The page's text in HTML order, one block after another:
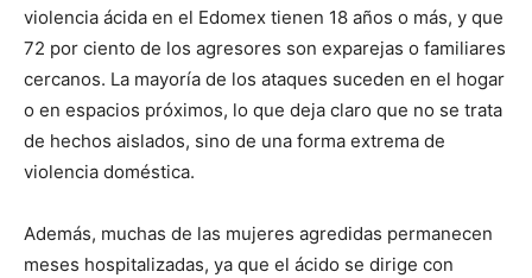
violencia ácida en el Edomex tienen 18 años o más, y que
72 por ciento de los agresores son exparejas o familiares
cercanos. La mayoría de los ataques suceden en el hogar
o en espacios próximos, lo que deja claro que no se trata
de hechos aislados, sino de una forma extrema de
violencia doméstica.
Además, muchas de las mujeres agredidas permanecen
meses hospitalizadas, ya que el ácido se dirige con